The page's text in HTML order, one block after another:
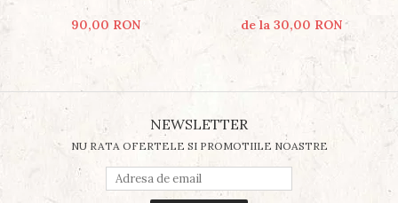
90,00 RON de la 30,00 RON
NEWSLETTER
NU RATA OFERTELE SI PROMOTIILE NOASTRE